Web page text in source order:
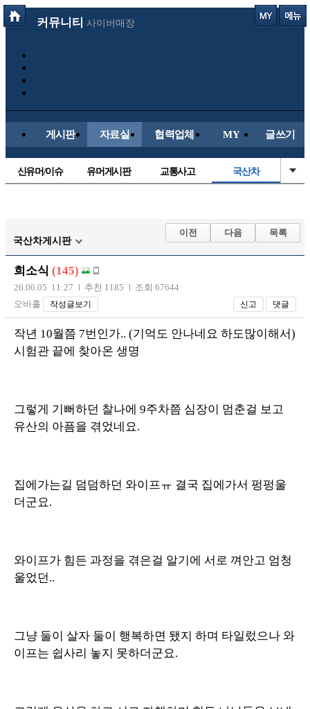
커뮤니티 사이버매장
게시판 자료실 협력업체 MY 글쓰기
신유머/이슈 유머게시판 교통사고 국산차
자유사진 군사/무기
트럭/버스
장착시공사진
국산차게시판
이전 다음 목록
희소식 (145)
26.06.05 11:27 추천 1185
조회 67644
오바홀
작성글보기 신고 댓글
작년 10월쯤 7번인가.. (기억도 안나네요 하도많이해서)
시험관 끝에 찾아온 생명
그렇게 기뻐하던 찰나에 9주차쯤 심장이 멈춘걸 보고
유산의 아픔을 겪었네요.
집에가는길 덤덤하던 와이프ㅠ 결국 집에가서 펑펑울
더군요.
와이프가 힘든 과정을 겪은걸 알기에 서로 껴안고 엄청
울었던..
그냥 둘이 살자 둘이 행복하면 됐지 하며 타일렀으나 와
이프는 쉽사리 놓지 못하더군요.